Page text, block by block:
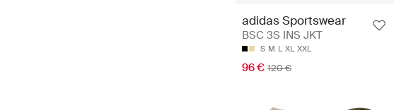
adidas Sportswear
BSC 3S INS JKT
S M L XL XXL
96 € 120 €